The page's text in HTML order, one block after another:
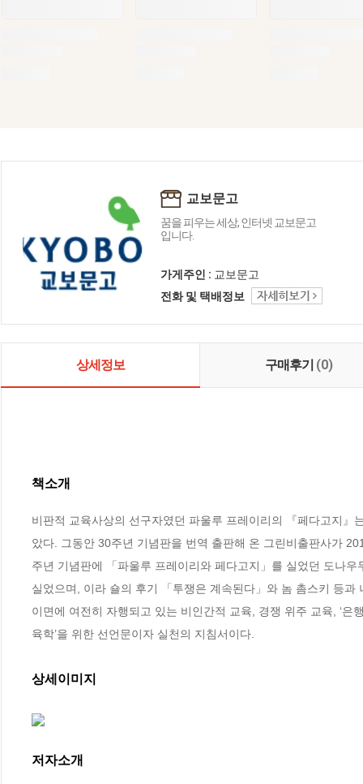
교보문고
꿈을 피우는 세상, 인터넷 교보문고
입니다.
가게주인 : 교보문고
전화 및 택배정보
상세정보 구매후기 (0)
책소개
비판적 교육사상의 선구자였던 파울루 프레이리의 『페다고지
았다. 그동안 30주년 기념판을 번역 출판해 온 그린비출판사가
주년 기념판에 「파울루 프레이리와 페다고지」를 실었던 도나
실었으며, 이라 숄의 후기 「투쟁은 계속된다」와 놈 촘스키 등
이면에 여전히 자행되고 있는 비인간적 교육, 경쟁 위주 교육, ‘은
육학’을 위한 선언문이자 실천의 지침서이다.
상세이미지
저자소개